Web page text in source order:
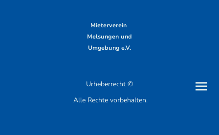
Mieterverein
Melsungen und
Umgebung e.V.
Urheberrecht ©
Alle Rechte vorbehalten.